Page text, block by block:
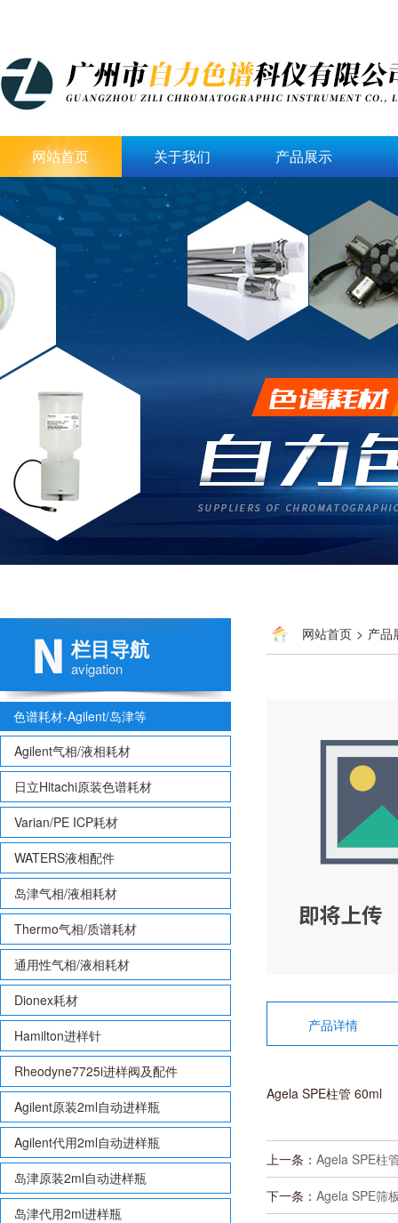
网站首页 关于我们 产品展示
栏目导航
avigation
色谱耗材-Agilent/岛津等
Agilent气相/液相耗材
日立Hitachi原装色谱耗材
Varian/PE ICP耗材
WATERS液相配件
岛津气相/液相耗材
Thermo气相/质谱耗材
通用性气相/液相耗材
Dionex耗材
Hamilton进样针
Rheodyne7725i进样阀及配件
Agilent原装2ml自动进样瓶
Agilent代用2ml自动进样瓶
岛津原装2ml自动进样瓶
岛津代用2ml进样瓶
网站首页 > 产品
产品详情
Agela SPE柱管 60ml
上一条： Agela SPE柱
下一条： Agela SPE筛